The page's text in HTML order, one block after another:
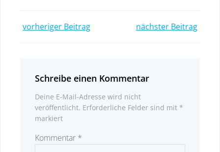
Post
vorheriger Beitrag
Post
nächster Beitrag
Schreibe einen Kommentar
Deine E-Mail-Adresse wird nicht
veröffentlicht. Erforderliche Felder sind mit *
markiert
Kommentar *